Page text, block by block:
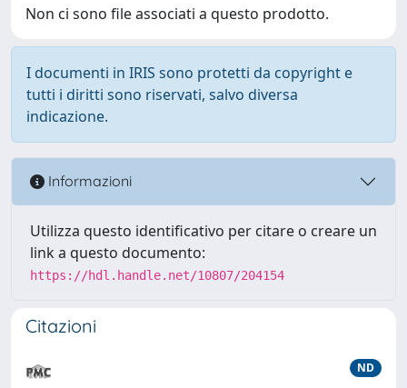
Non ci sono file associati a questo prodotto.
I documenti in IRIS sono protetti da copyright e
tutti i diritti sono riservati, salvo diversa
indicazione.
Informazioni
Utilizza questo identificativo per citare o creare un
link a questo documento:
https://hdl.handle.net/10807/204154
Citazioni
ND